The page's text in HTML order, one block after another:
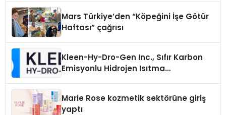
Mars Türkiye’den “Köpeğini İşe Götür
Haftası” çağrısı
Kleen-Hy-Dro-Gen Inc., Sıfır Karbon
Emisyonlu Hidrojen Isıtma
Marie Rose kozmetik sektörüne giriş
yaptı